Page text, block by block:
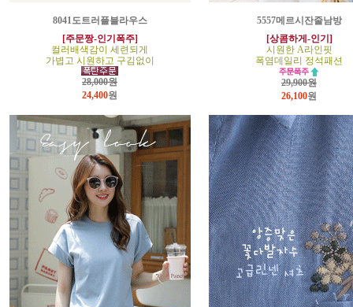
8041도트러플블라우스
[주문짱-인기폭주]
컬러배색감이 세련되게
가볍고 시원하고 구김없이
28,000원
24,400원
5557메르시잔줄남방
[상콤하게-인기]
시원한 A라인핏
폭염데일리 정석패션
29,900원
26,100원